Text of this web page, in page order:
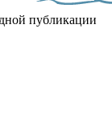
публикации